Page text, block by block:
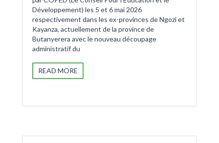
Développement) les 5 et 6 mai 2026
respectivement dans les ex-provinces de Ngozi et
Kayanza, actuellement de la province de
Butanyerera avec le nouveau découpage
administratif du
READ MORE